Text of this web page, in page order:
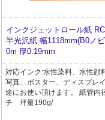
インクジェットロール紙
半光沢紙 幅1118mm(B0ノ
0m 厚0.19mm
対応インク:水性染料、水性
写真、ポスター、ディスプレ
途にお使い頂けます。 紙管内
チ 坪量190g/